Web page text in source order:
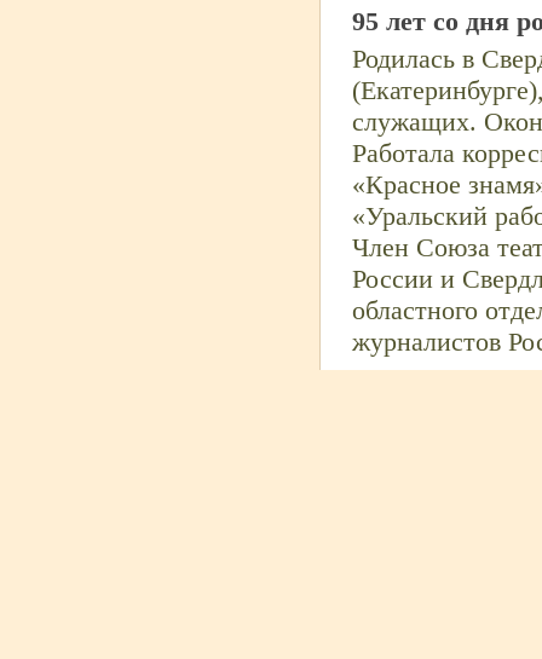
95 лет со дня
Родилась в
служащих.
Работала
«Красное
«Уральский
Член Союза
России и
областного
журналистов